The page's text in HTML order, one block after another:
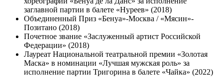
заглавной партии в балете «Нуреев» (2018)
Объединенный Приз «Бенуа»-Москва / «Мясин»-
Позитано (2018)
Почетное звание «Заслуженный артист Российской
Федерации» (2018)
Лауреат Национальной театральной премии «Золотая
Маска» в номинации «Лучшая мужская роль» за
исполнение партии Тригорина в балете «Чайка» (2022)